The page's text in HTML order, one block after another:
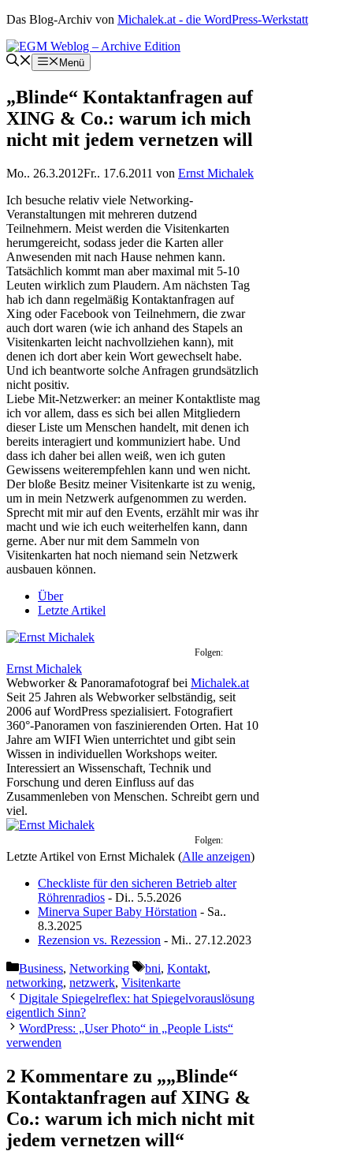
Zum
springen
Das Blog-Archiv von Michalek.at - die WordPress-Werkstatt
Menü
„Blinde“ Kontaktanfragen auf
XING & Co.: warum ich mich
nicht mit jedem vernetzen will
Mo.. 26.3.2012Fr.. 17.6.2011 von Ernst Michalek
Ich besuche relativ viele Networking-
Veranstaltungen mit mehreren dutzend
Teilnehmern. Meist werden die Visitenkarten
herumgereicht, sodass jeder die Karten aller
Anwesenden mit nach Hause nehmen kann.
Tatsächlich kommt man aber maximal mit 5-10
Leuten wirklich zum Plaudern. Am nächsten Tag
hab ich dann regelmäßig Kontaktanfragen auf
Xing oder Facebook von Teilnehmern, die zwar
auch dort waren (wie ich anhand des Stapels an
Visitenkarten leicht nachvollziehen kann), mit
denen ich dort aber kein Wort gewechselt habe.
Und ich beantworte solche Anfragen grundsätzlich
nicht positiv.
Liebe Mit-Netzwerker: an meiner Kontaktliste mag
ich vor allem, dass es sich bei allen Mitgliedern
dieser Liste um Menschen handelt, mit denen ich
bereits interagiert und kommuniziert habe. Und
dass ich daher bei allen weiß, wen ich guten
Gewissens weiterempfehlen kann und wen nicht.
Der bloße Besitz meiner Visitenkarte ist zu wenig,
um in mein Netzwerk aufgenommen zu werden.
Sprecht mit mir auf den Events, erzählt mir was ihr
macht und wie ich euch weiterhelfen kann, dann
gerne. Aber nur mit dem Sammeln von
Visitenkarten hat noch niemand sein Netzwerk
ausbauen können.
Über
Letzte Artikel
Folgen:
Ernst Michalek
Webworker & Panoramafotografbei Michalek.at
Seit 25 Jahren als Webworker selbständig, seit
2006 auf WordPress spezialisiert. Fotografiert
360°-Panoramen von faszinierenden Orten. Hat 10
Jahre am WIFI Wien unterrichtet und gibt sein
Wissen in individuellen Workshops weiter.
Interessiert an Wissenschaft, Technik und
Forschung und deren Einfluss auf das
Zusammenleben von Menschen. Schreibt gern und
viel.
Folgen:
Letzte Artikel von Ernst Michalek (Alle anzeigen)
Checkliste für den sicheren Betrieb alter
Röhrenradios - Di.. 5.5.2026
Minerva Super Baby Hörstation - Sa..
8.3.2025
Rezension vs. Rezession - Mi.. 27.12.2023
Kategorien
Business, Networking Schlagwörter
bni, Kontakt,
networking, netzwerk, Visitenkarte
Digitale Spiegelreflex: hat Spiegelvorauslösung
eigentlich Sinn?
WordPress: „User Photo“ in „People Lists“
verwenden
2 Kommentare zu „„Blinde“
Kontaktanfragen auf XING &
Co.: warum ich mich nicht mit
jedem vernetzen will“